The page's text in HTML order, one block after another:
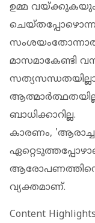
ഉമ്മ
മാസമാകേണ്ടി
ബാധിക്കാറില്ല.
കാരണം,
വ്യക്തമാണ്.
Content